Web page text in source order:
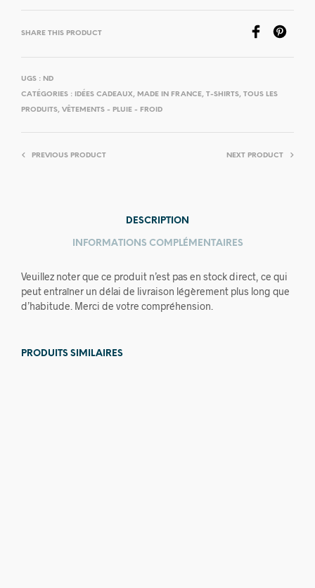
SHARE THIS PRODUCT
UGS : ND
CATÉGORIES :
IDÉES CADEAUX, MADE IN FRANCE, T-SHIRTS, TOUS LES
PRODUITS, VÊTEMENTS - PLUIE - FROID
PREVIOUS PRODUCT NEXT PRODUCT
DESCRIPTION
INFORMATIONS COMPLÉMENTAIRES
Veuillez noter que ce produit n’est pas en stock direct, ce qui
peut entraîner un délai de livraison légèrement plus long que
d’habitude. Merci de votre compréhension.
PRODUITS SIMILAIRES